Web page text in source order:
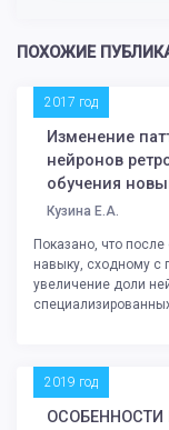
ПОХОЖИЕ
2017 год
Изменение
нейронов
обучения
Кузина Е.А.
Показано, что
навыку, сходному с
увеличение доли
2019 год
ОСОБЕННОСТИ